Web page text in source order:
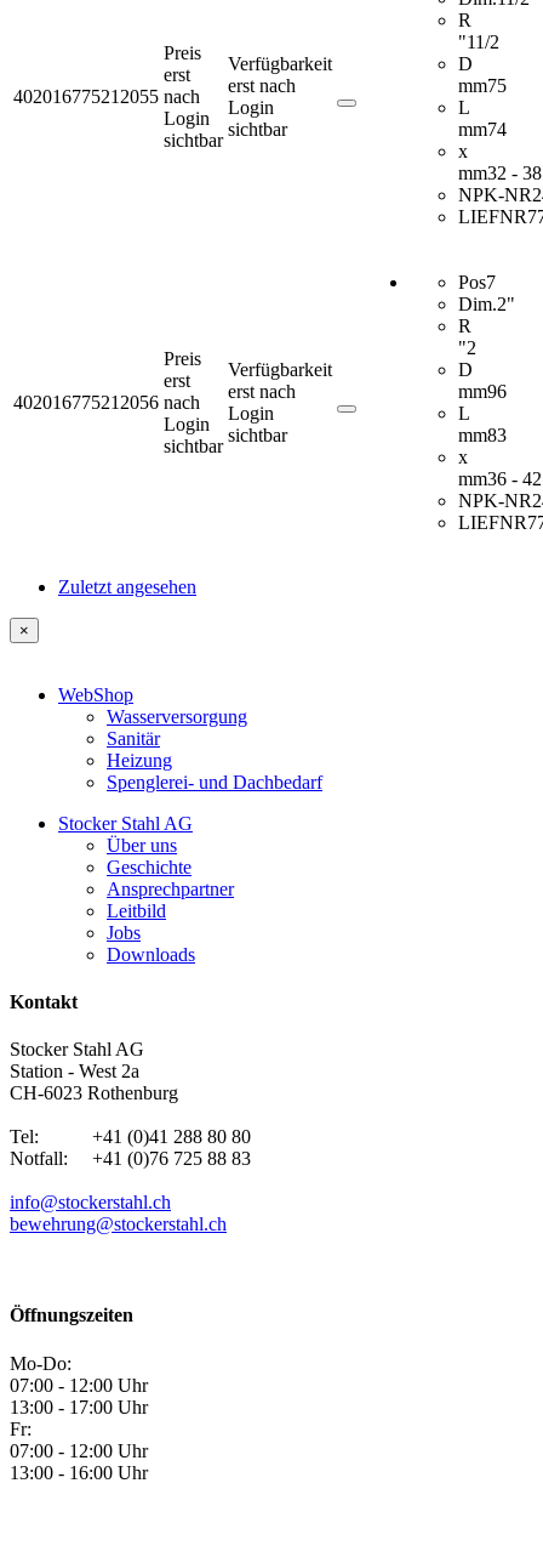
402016775212055
Preis
erst
nach
Login
sichtbar
Verfügbarkeit
erst nach
Login
sichtbar
R
"11/2
D
mm75
L
mm74
x
mm32 - 38
NPK-NR
LIEFNR
402016775212056
Preis
erst
nach
Login
sichtbar
Verfügbarkeit
erst nach
Login
sichtbar
Pos7
Dim.2"
R
"2
D
mm96
L
mm83
x
mm36 - 42
NPK-NR
LIEFNR
Zuletzt angesehen
×
WebShop
Wasserversorgung
Sanitär
Heizung
Spenglerei- und Dachbedarf
Stocker Stahl AG
Über uns
Geschichte
Ansprechpartner
Leitbild
Jobs
Downloads
Kontakt
Stocker Stahl AG
Station - West 2a
CH-6023 Rothenburg
Tel: +41 (0)41 288 80 80
Notfall: +41 (0)76 725 88 83
info@stockerstahl.ch
bewehrung@stockerstahl.ch
Öffnungszeiten
Mo-Do:
07:00 - 12:00 Uhr
13:00 - 17:00 Uhr
Fr:
07:00 - 12:00 Uhr
13:00 - 16:00 Uhr